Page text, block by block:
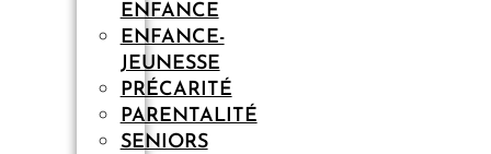
ENFANCE
ENFANCE-
JEUNESSE
PRÉCARITÉ
PARENTALITÉ
SENIORS